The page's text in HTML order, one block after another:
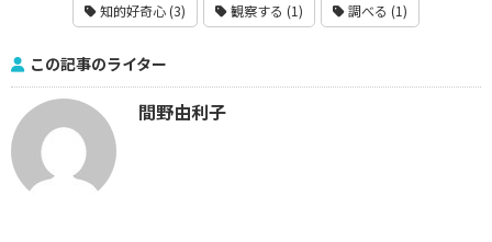
知的好奇心 (3) 観察する (1) 調べる (1)
この記事のライター
間野由利子